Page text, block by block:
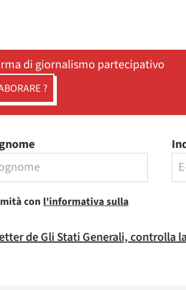
di giornalismo partecipativo
?
con l'informativa sulla
de Gli Stati Generali, controlla